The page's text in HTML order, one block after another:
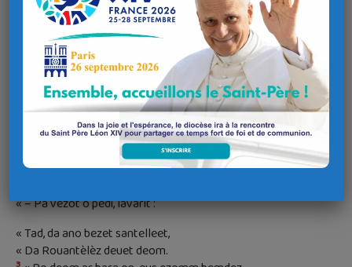
Merher
Lk 11, 1-4
Eun devez, e oa Jezuz o pedi, en eul leh bennag. Pa oe echu
gantañ e bedenn, e lavaras dezañ unan euz e ziskibien :
— « Aotrou, desk deom pedi, evel m’e-neus Yann-Vadezour
e-unan desket d’e ziskibien ».
Lavared a reas Jezuz dezo :
« – Pa vezot o pedi, lavarit :
« Tad, da ano bezet santelleet,
« Da Rouantèlèz deuet deom.